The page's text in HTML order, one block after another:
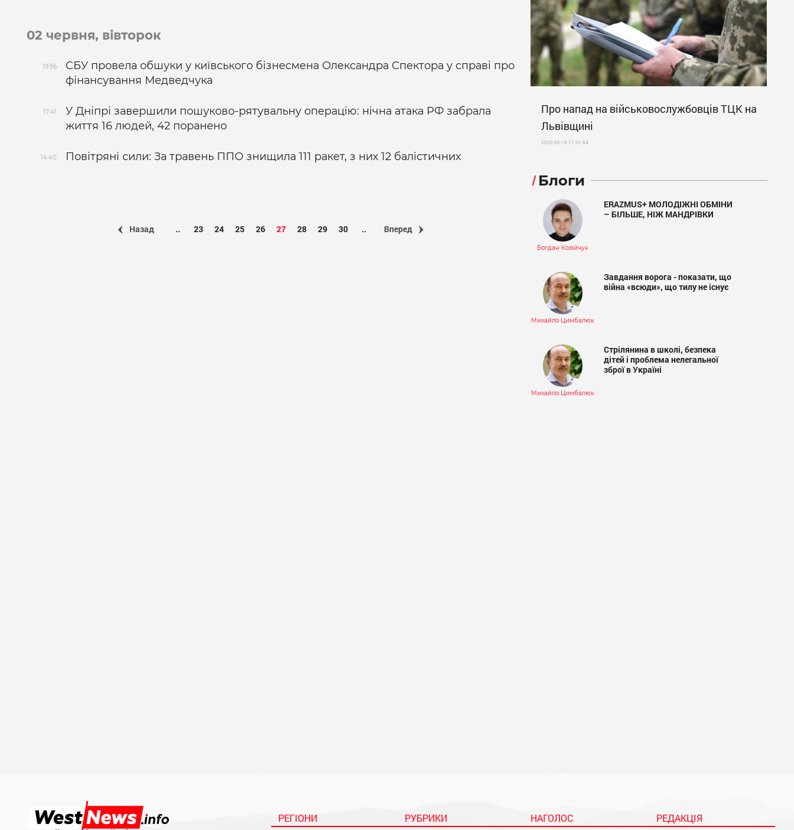
02 червня, вівторок
19:56
СБУ провела обшуки у київського бізнесмена Олександра Спектора у справі про
фінансування Медведчука
17:41
У Дніпрі завершили пошуково-рятувальну операцію: нічна атака РФ забрала
життя 16 людей, 42 поранено
14:40 Повітряні сили: За травень ППО знищила 111 ракет, з них 12 балістичних
Назад .. 23 24 25 26 27 28 29 30 .. Вперед
Про напад на військовослужбовців ТЦК на
Львівщині
2025-02-19 11:31:54
Блоги
Богдан Козійчук
ERAZMUS+ МОЛОДІЖНІ ОБМІНИ
– БІЛЬШЕ, НІЖ МАНДРІВКИ
Михайло Цимбалюк
Завдання ворога - показати, що
війна «всюди», що тилу не існує
Михайло Цимбалюк
Стрілянина в школі, безпека
дітей і проблема нелегальної
зброї в Україні
РЕГІОНИ РУБРИКИ НАГОЛОС РЕДАКЦІЯ